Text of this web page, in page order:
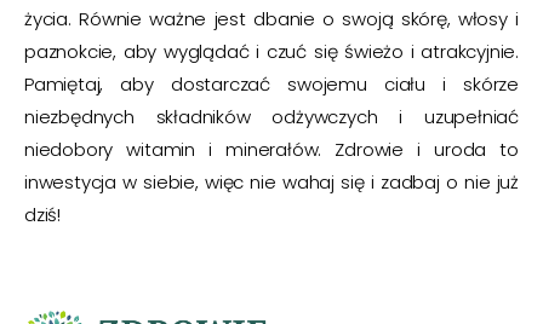
życia. Równie ważne jest dbanie o swoją skórę, włosy i
paznokcie, aby wyglądać i czuć się świeżo i atrakcyjnie.
Pamiętaj, aby dostarczać swojemu ciału i skórze
niezbędnych składników odżywczych i uzupełniać
niedobory witamin i minerałów. Zdrowie i uroda to
inwestycja w siebie, więc nie wahaj się i zadbaj o nie już
dziś!